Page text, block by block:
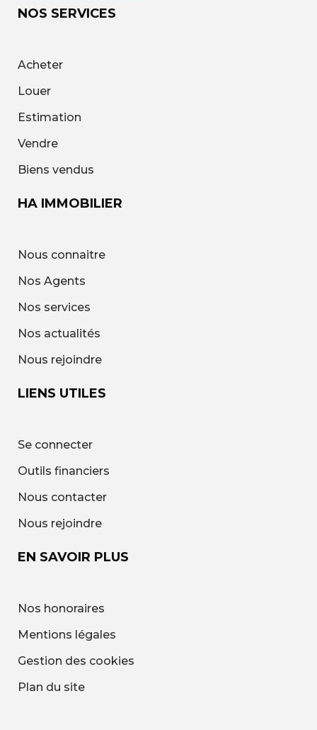
HA IMMOBILIER
Nous connaitre
Nos Agents
Nos services
Nos actualités
Nous rejoindre
NOS SERVICES
Acheter
Louer
Estimation
Vendre
Biens vendus
LIENS UTILES
Se connecter
Outils financiers
Nous contacter
Nous rejoindre
EN SAVOIR PLUS
Nos honoraires
Mentions légales
Gestion des cookies
Plan du site